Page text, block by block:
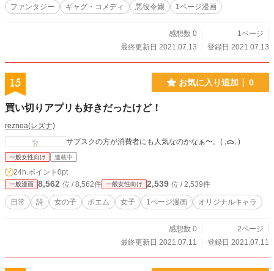
ファンタジー ギャグ・コメディ 悪役令嬢 1ページ漫画
感想数 0
1ページ
最終更新日 2021.07.13
登録日 2021.07.13
15 お気に入り追加 0
買い切りアプリも好きだったけど！
reznoa(レズナ)
一般女性向け 連載中
24h.ポイント 0pt
一般漫画 8,562 位 / 8,562件 一般女性向け 2,539 位 / 2,539件
日常 詩 女の子 ポエム 女子 1ページ漫画 オリジナルキャラ
感想数 0
2ページ
最終更新日 2021.07.11
登録日 2021.07.11